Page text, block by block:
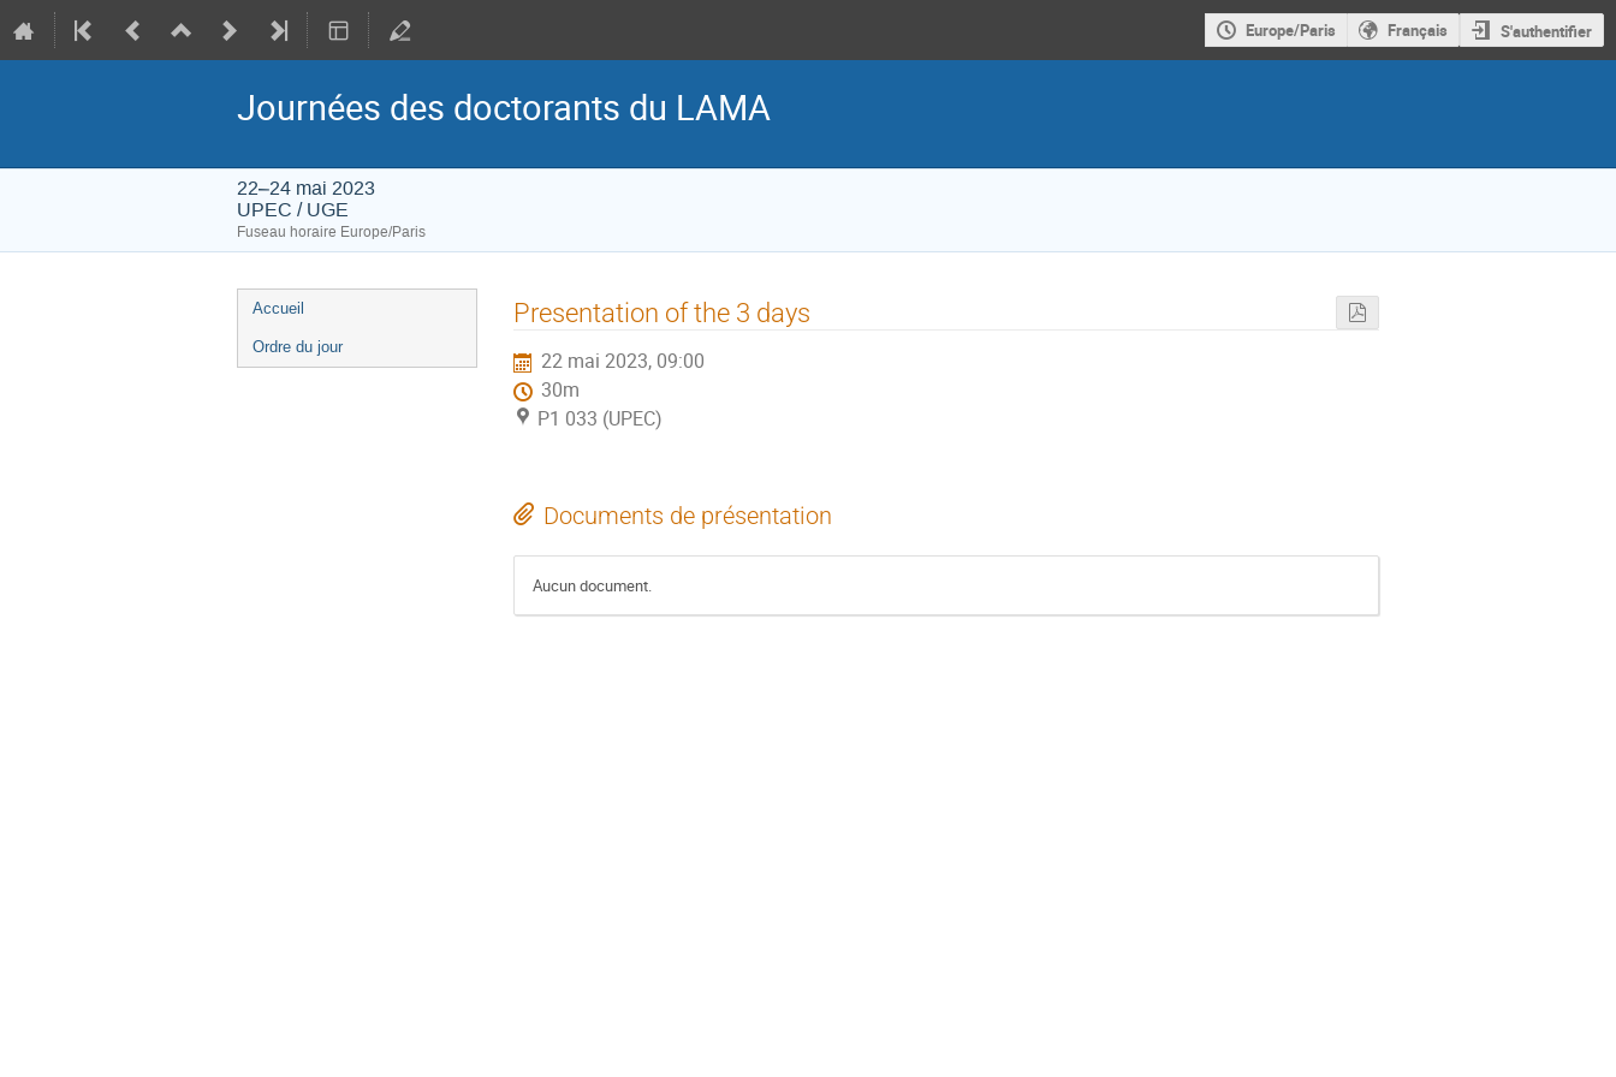
Europe/Paris Français S'authentifier
Journées des doctorants du LAMA
22–24 mai 2023
UPEC / UGE
Fuseau horaire Europe/Paris
Menu
de
l'événement
Accueil
Ordre du jour
Presentation of the 3 days
22 mai 2023, 09:00
30m
P1 033 (UPEC)
Documents de présentation
Aucun document.